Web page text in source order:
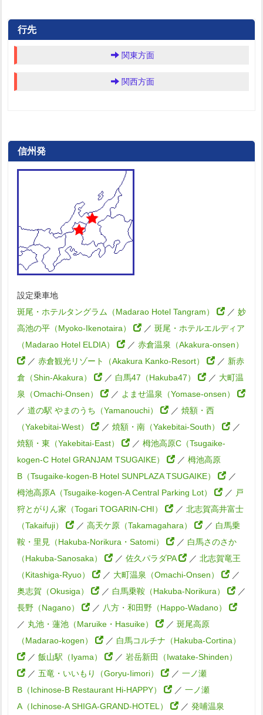
行先
関東方面
関西方面
信州発
設定乗車地
斑尾・ホテルタングラム（Madarao Hotel Tangram）
／ 妙
高池の平（Myoko-Ikenotaira）
／ 斑尾・ホテルエルディア
（Madarao Hotel ELDIA）
／ 赤倉温泉（Akakura-onsen）
／ 赤倉観光リゾート（Akakura Kanko-Resort） ／ 新赤
倉（Shin-Akakura）
／ 白馬47（Hakuba47） ／ 大町温
泉（Omachi-Onsen）
／ よませ温泉（Yomase-onsen）
／ 道の駅 やまのうち（Yamanouchi） ／ 焼額・西
（Yakebitai-West）
／ 焼額・南（Yakebitai-South）
／
焼額・東（Yakebitai-East）
／ 栂池高原C（Tsugaike-
kogen-C Hotel GRANJAM TSUGAIKE）
／ 栂池高原
B（Tsugaike-kogen-B Hotel SUNPLAZA TSUGAIKE）
／
栂池高原A（Tsugaike-kogen-A Central Parking Lot）
／ 戸
狩とがりん家（Togari TOGARIN-CHI）
／ 北志賀高井富士
（Takaifuji）
／ 高天ケ原（Takamagahara） ／ 白馬乗
鞍・里見（Hakuba-Norikura・Satomi）
／ 白馬さのさか
（Hakuba-Sanosaka）
／ 佐久パラダPA ／ 北志賀竜王
（Kitashiga-Ryuo）
／ 大町温泉（Omachi-Onsen）
／
奥志賀（Okusiga）
／ 白馬乗鞍（Hakuba-Norikura）
／
長野（Nagano）
／ 八方・和田野（Happo-Wadano）
／ 丸池・蓮池（Maruike・Hasuike） ／ 斑尾高原
（Madarao-kogen）
／ 白馬コルチナ（Hakuba-Cortina）
／ 飯山駅（Iyama） ／ 岩岳新田（Iwatake-Shinden）
／ 五竜・いいもり（Goryu-Iimori） ／ 一ノ瀬
B（Ichinose-B Restaurant Hi-HAPPY）
／ 一ノ瀬
A（Ichinose-A SHIGA-GRAND-HOTEL）
／ 発哺温泉